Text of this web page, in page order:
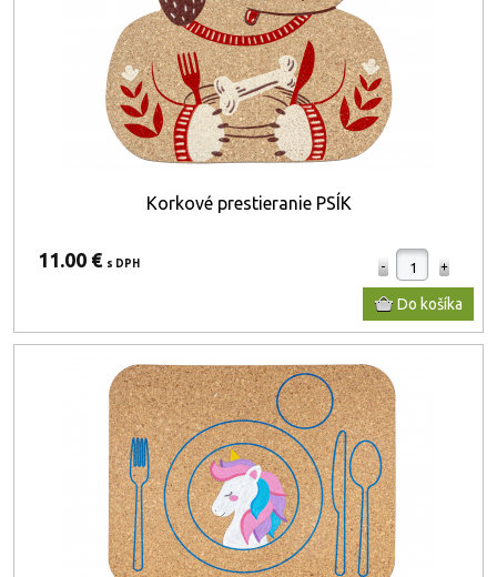
Korkové prestieranie PSÍK
11.00 € s DPH